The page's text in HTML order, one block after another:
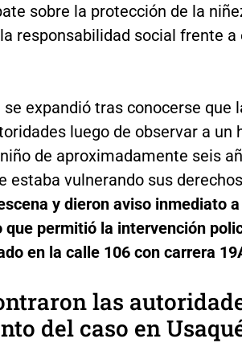
sobre la protección de la
responsabilidad social frente a
expandió tras conocerse que
luego de observar a un
de aproximadamente seis
estaba vulnerando sus
y dieron aviso inmediato
que permitió la intervención
en la calle 106 con carrera
las
del caso en